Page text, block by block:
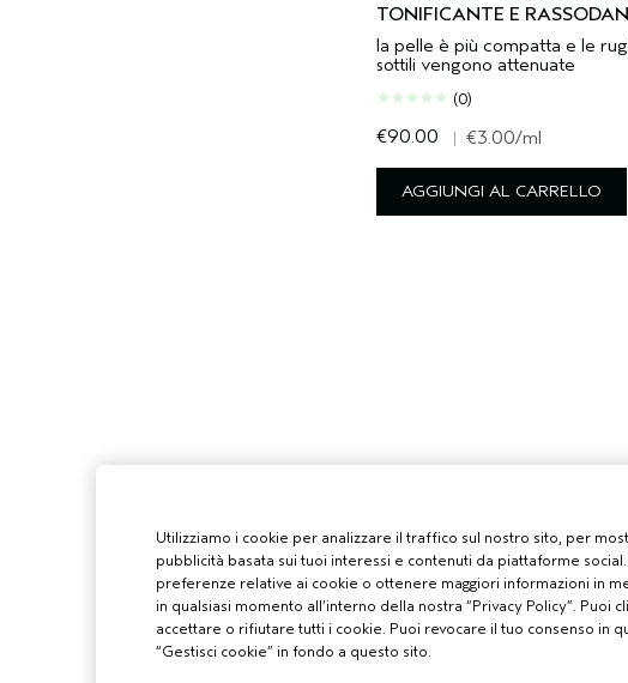
TONIFICANTE E
la pelle è più compatta e le
sottili vengono attenuate
(0)
€90.00 | €3.00/ml
AGGIUNGI AL CARRELLO
Utilizziamo i cookie per analizzare il traffico sul nostro sito, per
pubblicità basata sui tuoi interessi e contenuti da piattaforme
preferenze relative ai cookie o ottenere maggiori informazioni in
in qualsiasi momento all’interno della nostra “Privacy Policy”. Puoi
accettare o rifiutare tutti i cookie. Puoi revocare il tuo consenso in
“Gestisci cookie” in fondo a questo sito.